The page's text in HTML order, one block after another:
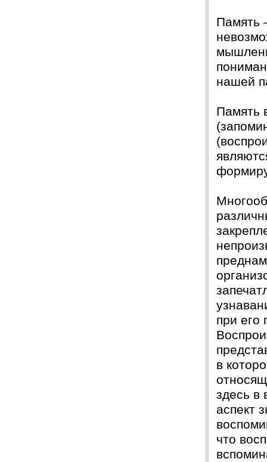
Память
нашей
Память
при его
в
здесь в
аспект
что